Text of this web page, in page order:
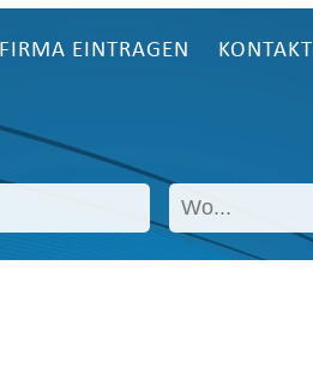
FIRMA EINTRAGEN KONTAKT